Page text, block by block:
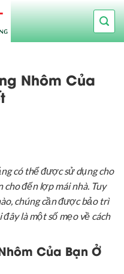
Nhôm Của
có thể được sử dụng cho
cho đến lợp mái nhà. Tuy
chúng cần được bảo trì
là một số mẹo về cách
Của Bạn Ở